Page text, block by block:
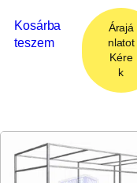
Kosárba
teszem
Árajá
nlatot
Kére
k